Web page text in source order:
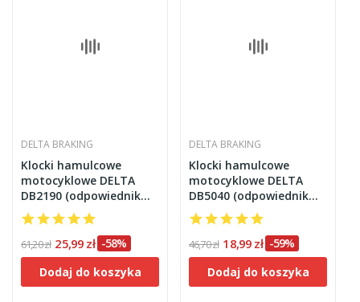
DELTA BRAKING
Klocki hamulcowe
motocyklowe DELTA
DB2190 (odpowiednik
FA134)
61,20 zł 25,99 zł -58%
Dodaj do koszyka
DELTA BRAKING
Klocki hamulcowe
motocyklowe DELTA
DB5040 (odpowiednik
FA099)
46,70 zł 18,99 zł -59%
Dodaj do koszyka